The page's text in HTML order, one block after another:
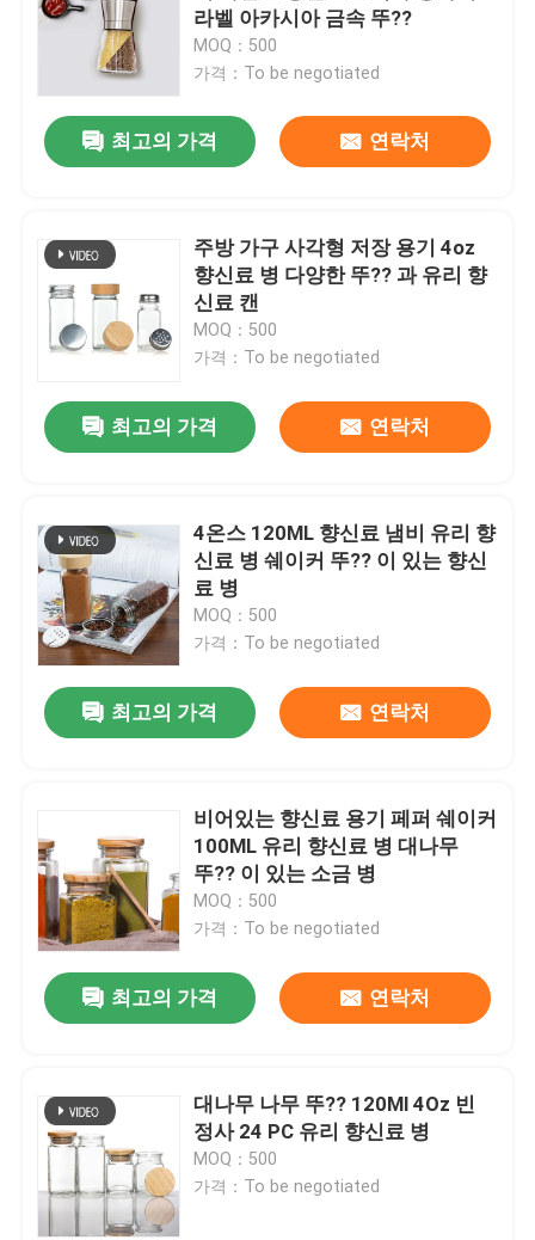
라벨 아카시아 금속 뚜??
MOQ：500
가격：To be negotiated
최고의 가격 연락처
주방 가구 사각형 저장 용기 4oz
향신료 병 다양한 뚜?? 과 유리 향
신료 캔
MOQ：500
가격：To be negotiated
최고의 가격 연락처
4온스 120ML 향신료 냄비 유리 향
신료 병 쉐이커 뚜?? 이 있는 향신
료 병
MOQ：500
가격：To be negotiated
최고의 가격 연락처
비어있는 향신료 용기 페퍼 쉐이커
100ML 유리 향신료 병 대나무
뚜?? 이 있는 소금 병
MOQ：500
가격：To be negotiated
최고의 가격 연락처
대나무 나무 뚜?? 120Ml 4Oz 빈
정사 24 PC 유리 향신료 병
MOQ：500
가격：To be negotiated